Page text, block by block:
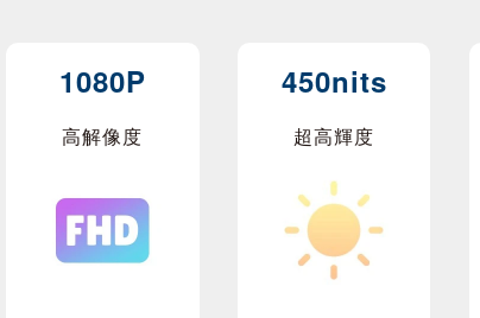
1080P
高解像度
450nits
超高輝度